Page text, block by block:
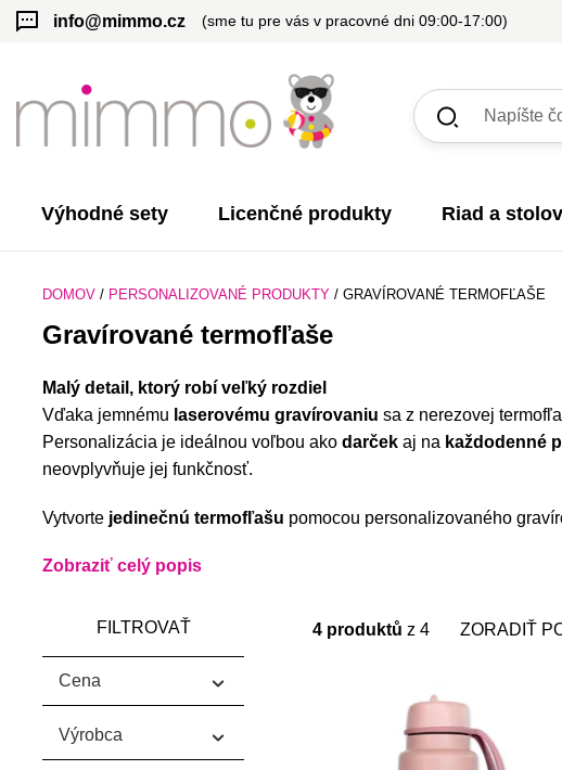
info@mimmo.cz (sme tu pre vás v pracovné dni 09:00-17:00)
Výhodné sety Licenčné produkty Riad a
DOMOV / PERSONALIZOVANÉ PRODUKTY / GRAVÍROVANÉ TERMOFĽAŠE
Gravírované termofľaše
Malý detail, ktorý robí veľký rozdiel
Vďaka jemnému laserovému gravírovaniu sa z nerezovej
Personalizácia je ideálnou voľbou ako darček aj na každodenné
neovplyvňuje jej funkčnosť.
Vytvorte jedinečnú termofľašu pomocou personalizovaného
Zobraziť celý popis
FILTROVAŤ
Cena
Výrobca
4 produktů z 4 ZORADIŤ
abecedne